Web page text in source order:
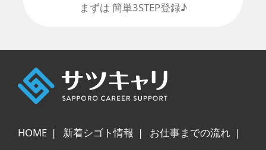
まずは 簡単3STEP登録♪
HOME 新着シゴト情報
お仕事までの流れ